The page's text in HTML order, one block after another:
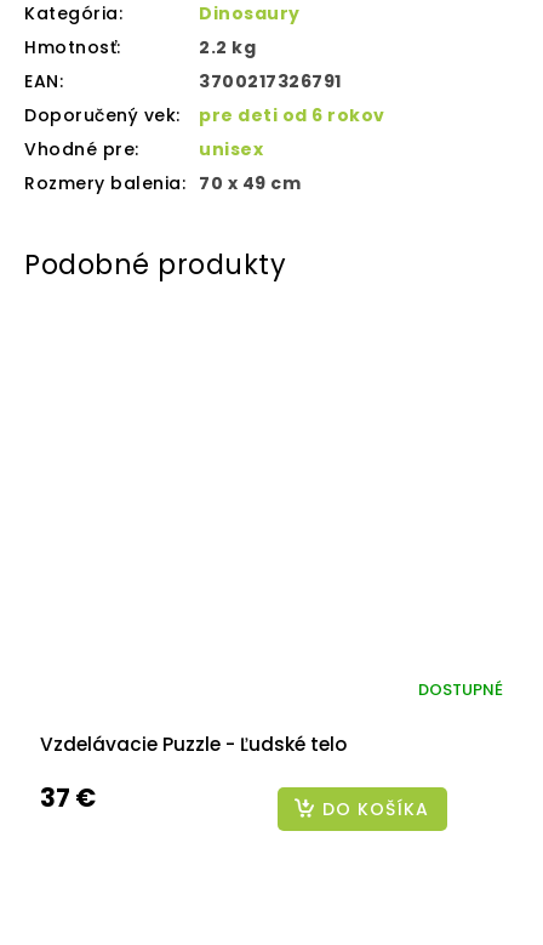
Kategória:
Dinosaury
Hmotnosť:
2.2 kg
EAN:
3700217326791
Doporučený vek:
pre deti od 6 rokov
Vhodné pre:
unisex
Rozmery balenia: 70 x 49 cm
Vzdelávacie Puzzle - Ľudské telo
DOSTUPNÉ
37 € DO KOŠÍKA